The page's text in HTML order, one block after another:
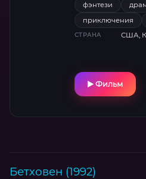
фэнтези
приключения
СТРАНА США,
Фильм
Бетховен (1992)